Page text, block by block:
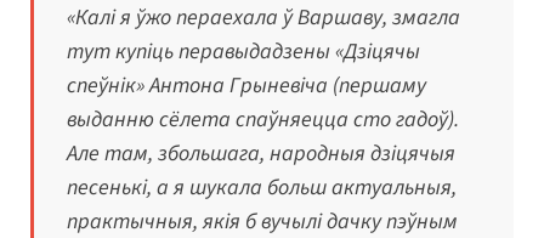
«Калі я ўжо пераехала ў Варшаву, змагла
тут купіць перавыдадзены «Дзіцячы
спеўнік» Антона Грыневіча (першаму
выданню сёлета спаўняецца сто гадоў).
Але там, збольшага, народныя дзіцячыя
песенькі, а я шукала больш актуальныя,
практычныя, якія б вучылі дачку пэўным